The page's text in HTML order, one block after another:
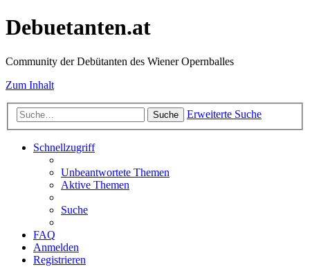
Debuetanten.at
Community der Debütanten des Wiener Opernballes
Zum Inhalt
Suche Erweiterte Suche
Schnellzugriff
Unbeantwortete Themen
Aktive Themen
Suche
FAQ
Anmelden
Registrieren